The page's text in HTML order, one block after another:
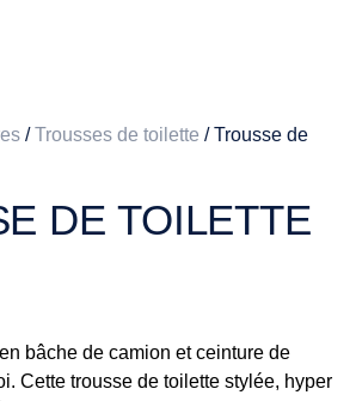
/Trousses de toilette / Trousse de
DE TOILETTE
bâche de camion et ceinture de
Cette trousse de toilette stylée, hyper